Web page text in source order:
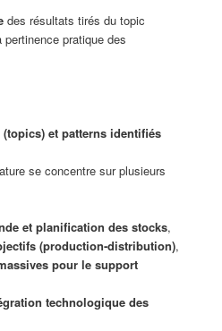
des résultats tirés du topic
pratique des
et patterns identifiés
se concentre sur plusieurs
et planification des stocks,
(production‑distribution),
pour le support
technologique des